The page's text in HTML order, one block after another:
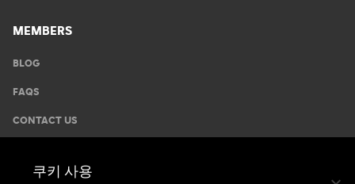
MEMBERS
BLOG
FAQS
CONTACT US
쿠키 사용